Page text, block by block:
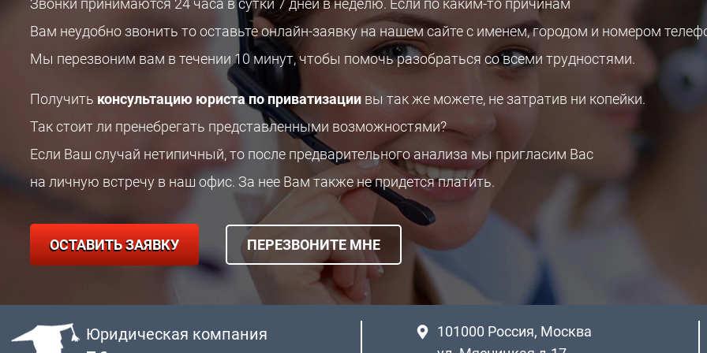
Звонки принимаются 24 часа в сутки 7 дней в неделю. Если по каким-то причинам
Вам неудобно звонить то оставьте онлайн-заявку на нашем сайте с именем, городом и номером
Мы перезвоним вам в течении 10 минут, чтобы помочь разобраться со всеми трудностями.
Получить консультацию юриста по приватизации вы так же можете, не затратив ни копейки.
Так стоит ли пренебрегать представленными возможностями?
Если Ваш случай нетипичный, то после предварительного анализа мы пригласим Вас
на личную встречу в наш офис. За нее Вам также не придется платить.
ОСТАВИТЬ ЗАЯВКУ ПЕРЕЗВОНИТЕ МНЕ
Юридическая компания 101000 Россия, Москва